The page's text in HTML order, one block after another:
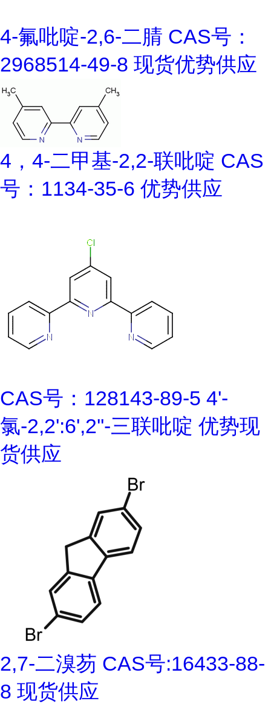
4-氟吡啶-2,6-二腈 CAS号：
2968514-49-8 现货优势供应
4，4-二甲基-2,2-联吡啶 CAS
号：1134-35-6 优势供应
CAS号：128143-89-5 4'-
氯-2,2':6',2''-三联吡啶 优势现
货供应
2,7-二溴芴 CAS号:16433-88-
8 现货供应